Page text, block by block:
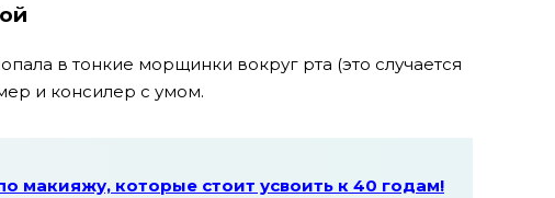
в тонкие морщинки вокруг рта (это случается
и консилер с умом.
макияжу, которые стоит усвоить к 40 годам!